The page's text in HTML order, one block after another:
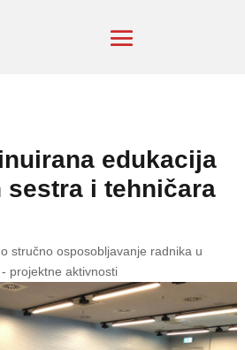
edukacija
i tehničara
stručno osposobljavanje radnika u
projektne aktivnosti